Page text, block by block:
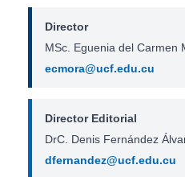
Director
MSc. Eguenia del Carmen
ecmora@ucf.edu.cu
Director Editorial
DrC. Denis Fernández
dfernandez@ucf.edu.cu